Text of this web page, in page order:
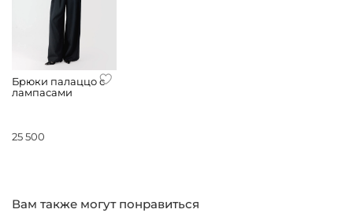
Брюки палаццо с
лампасами
25 500
Вам также могут понравиться